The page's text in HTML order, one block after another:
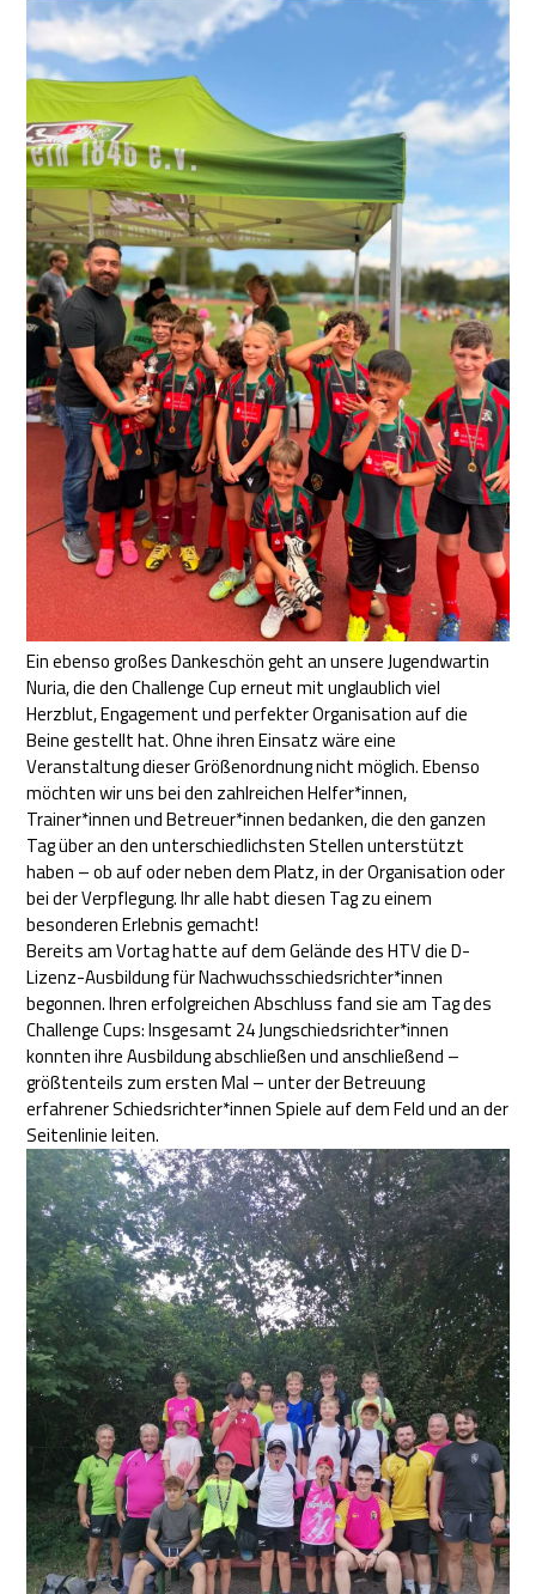
Ein ebenso großes Dankeschön geht an unsere Jugendwartin
Nuria, die den Challenge Cup erneut mit unglaublich viel
Herzblut, Engagement und perfekter Organisation auf die
Beine gestellt hat. Ohne ihren Einsatz wäre eine
Veranstaltung dieser Größenordnung nicht möglich. Ebenso
möchten wir uns bei den zahlreichen Helfer*innen,
Trainer*innen und Betreuer*innen bedanken, die den ganzen
Tag über an den unterschiedlichsten Stellen unterstützt
haben – ob auf oder neben dem Platz, in der Organisation oder
bei der Verpflegung. Ihr alle habt diesen Tag zu einem
besonderen Erlebnis gemacht!
Bereits am Vortag hatte auf dem Gelände des HTV die D-
Lizenz-Ausbildung für Nachwuchsschiedsrichter*innen
begonnen. Ihren erfolgreichen Abschluss fand sie am Tag des
Challenge Cups: Insgesamt 24 Jungschiedsrichter*innen
konnten ihre Ausbildung abschließen und anschließend –
größtenteils zum ersten Mal – unter der Betreuung
erfahrener Schiedsrichter*innen Spiele auf dem Feld und an der
Seitenlinie leiten.